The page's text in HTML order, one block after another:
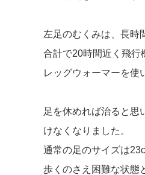
左足のむくみは、長時
合計で20時間近く飛行
レッグウォーマーを使
足を休めれば治ると思
けなくなりました。
通常の足のサイズは
歩くのさえ困難な状態